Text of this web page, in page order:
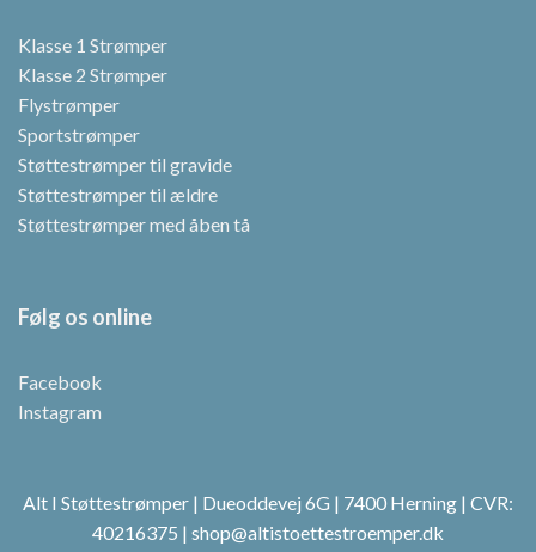
Klasse 1 Strømper
Klasse 2 Strømper
Flystrømper
Sportstrømper
Støttestrømper til gravide
Støttestrømper til ældre
Støttestrømper med åben tå
Følg os online
Facebook
Instagram
Alt I Støttestrømper | Dueoddevej 6G | 7400 Herning | CVR:
40216375 | shop@altistoettestroemper.dk